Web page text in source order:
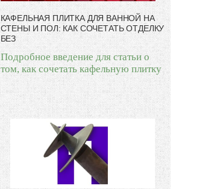
КАФЕЛЬНАЯ ПЛИТКА ДЛЯ ВАННОЙ НА
СТЕНЫ И ПОЛ: КАК СОЧЕТАТЬ ОТДЕЛКУ
БЕЗ
Подробное введение для статьи о
том, как сочетать кафельную плитку